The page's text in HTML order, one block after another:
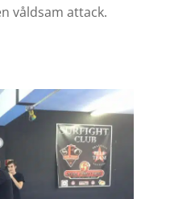
våldsam attack.